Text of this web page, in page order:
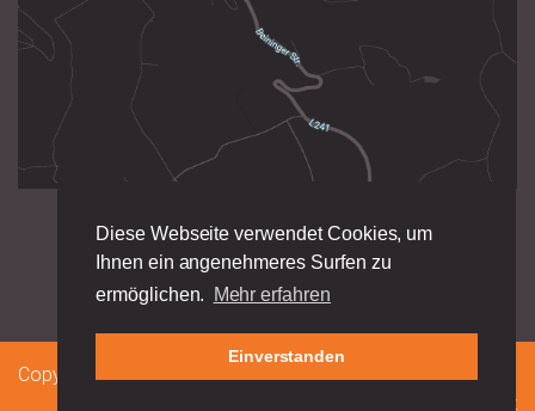
Diese Webseite verwendet Cookies, um
Ihnen ein angenehmeres Surfen zu
ermöglichen.
Mehr erfahren
Einverstanden
Copyright 2026 — Karl-Spohn_Realschule
Datenschutz